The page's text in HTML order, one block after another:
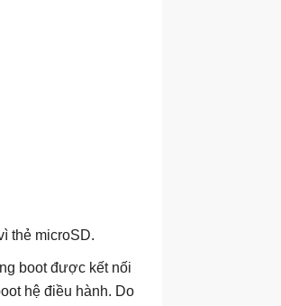
thẻ microSD.
boot được kết nối
hệ điều hành. Do